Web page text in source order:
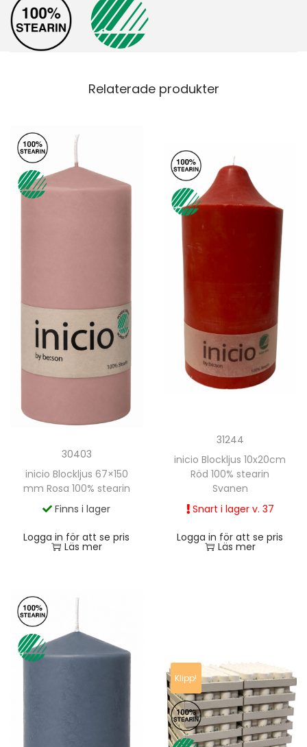
Relaterade produkter
30403
inicio Blockljus 67×150
mm Rosa 100% stearin
Finns i lager
Logga in för att se pris
Läs mer
31244
inicio Blockljus 10x20cm
Röd 100% stearin
Svanen
Snart i lager v. 37
Logga in för att se pris
Läs mer
Klipp!